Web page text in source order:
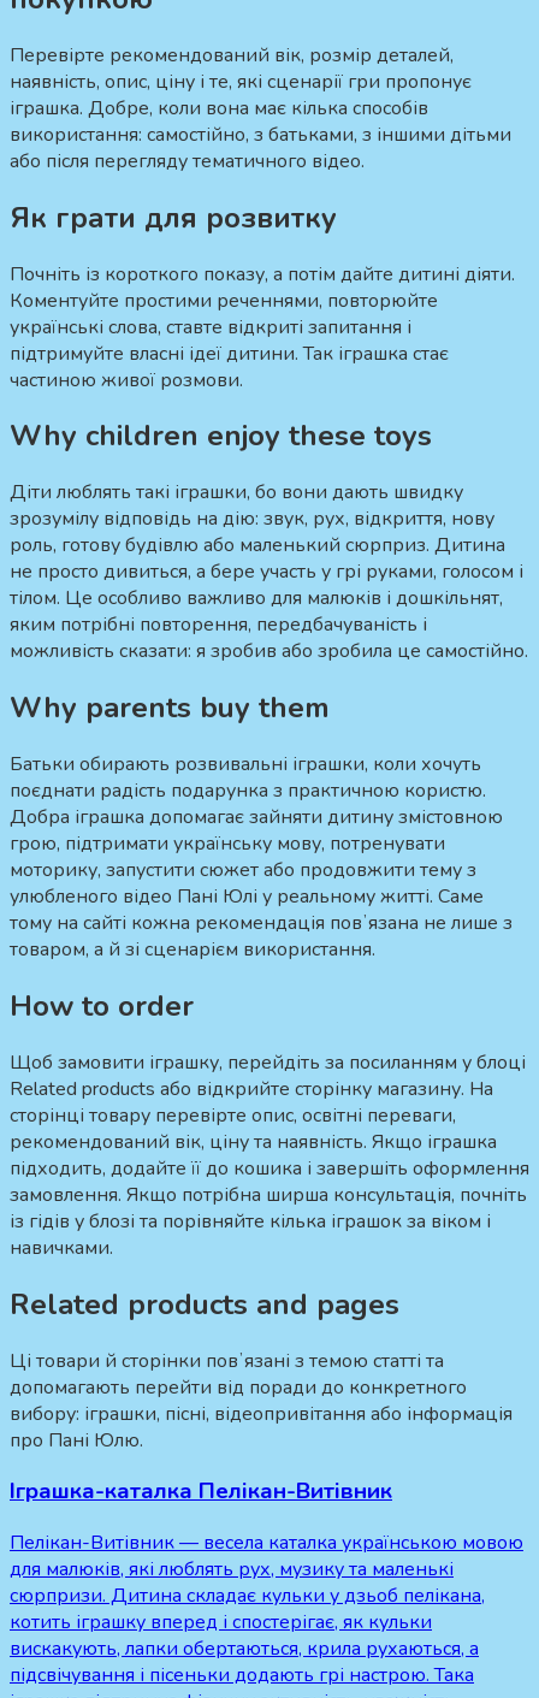
Перевірте рекомендований вік, розмір деталей,
наявність, опис, ціну і те, які сценарії гри пропонує
іграшка. Добре, коли вона має кілька способів
використання: самостійно, з батьками, з іншими дітьми
або після перегляду тематичного відео.
Як грати для розвитку
Почніть із короткого показу, а потім дайте дитині діяти.
Коментуйте простими реченнями, повторюйте
українські слова, ставте відкриті запитання і
підтримуйте власні ідеї дитини. Так іграшка стає
частиною живої розмови.
Why children enjoy these toys
Діти люблять такі іграшки, бо вони дають швидку
зрозумілу відповідь на дію: звук, рух, відкриття, нову
роль, готову будівлю або маленький сюрприз. Дитина
не просто дивиться, а бере участь у грі руками, голосом і
тілом. Це особливо важливо для малюків і дошкільнят,
яким потрібні повторення, передбачуваність і
можливість сказати: я зробив або зробила це самостійно.
Why parents buy them
Батьки обирають розвивальні іграшки, коли хочуть
поєднати радість подарунка з практичною користю.
Добра іграшка допомагає зайняти дитину змістовною
грою, підтримати українську мову, потренувати
моторику, запустити сюжет або продовжити тему з
улюбленого відео Пані Юлі у реальному житті. Саме
тому на сайті кожна рекомендація повʼязана не лише з
товаром, а й зі сценарієм використання.
How to order
Щоб замовити іграшку, перейдіть за посиланням у блоці
Related products або відкрийте сторінку магазину. На
сторінці товару перевірте опис, освітні переваги,
рекомендований вік, ціну та наявність. Якщо іграшка
підходить, додайте її до кошика і завершіть оформлення
замовлення. Якщо потрібна ширша консультація, почніть
із гідів у блозі та порівняйте кілька іграшок за віком і
навичками.
Related products and pages
Ці товари й сторінки повʼязані з темою статті та
допомагають перейти від поради до конкретного
вибору: іграшки, пісні, відеопривітання або інформація
про Пані Юлю.
Іграшка-каталка Пелікан-Витівник
Пелікан-Витівник — весела каталка українською мовою
для малюків, які люблять рух, музику та маленькі
сюрпризи. Дитина складає кульки у дзьоб пелікана,
котить іграшку вперед і спостерігає, як кульки
вискакують, лапки обертаються, крила рухаються, а
підсвічування і пісеньки додають грі настрою. Така